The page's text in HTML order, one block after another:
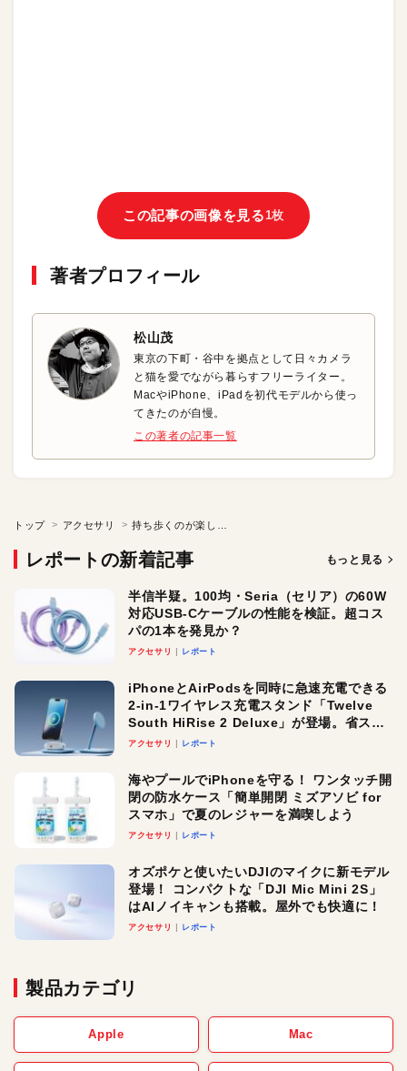
この記事の画像を見る 1枚
著者プロフィール
松山茂
東京の下町・谷中を拠点として日々カメラ
と猫を愛でながら暮らすフリーライター。
MacやiPhone、iPadを初代モデルから使っ
てきたのが自慢。
この著者の記事一覧
トップ アクセサリ
レポートの新着記事 もっと見る
半信半疑。100均・Seria（セリア）の60W
対応USB-Cケーブルの性能を検証。超コス
パの1本を発見か？
アクセサリ レポート
iPhoneとAirPodsを同時に急速充電できる
2-in-1ワイヤレス充電スタンド「Twelve
South HiRise 2 Deluxe」が登場。省スペ
ースでおしゃれに充電したい人にオスス
アクセサリ レポート
海やプールでiPhoneを守る！ ワンタッチ開
閉の防水ケース「簡単開閉 ミズアソビ for
スマホ」で夏のレジャーを満喫しよう
アクセサリ レポート
オズポケと使いたいDJIのマイクに新モデル
登場！ コンパクトな「DJI Mic Mini 2S」
はAIノイキャンも搭載。屋外でも快適に！
アクセサリ レポート
製品カテゴリ
Apple Mac